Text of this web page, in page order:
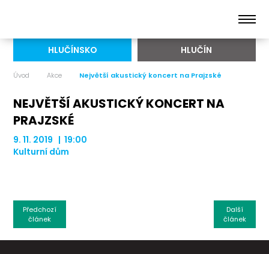
HLUČÍNSKO HLUČÍN
Úvod Akce Největší akustický koncert na Prajzské
NEJVĚTŠÍ AKUSTICKÝ KONCERT NA
PRAJZSKÉ
9. 11. 2019 | 19:00
Kulturní dům
Další
článek
Předchozí
článek